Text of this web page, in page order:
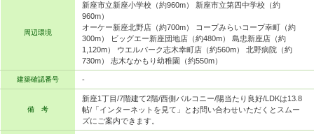
周辺環境
新座市立新座小学校（約960m） 新座市立第四中学校（約
960m）
オーケー新座北野店（約700m） コープみらいコープ幸町（約
300m） ビッグエー新座団地店（約480m） 島忠新座店（約
1,120m） ウエルパーク志木幸町店（約560m） 北野病院（約
730m） 志木なかもり幼稚園（約550m）
建築確認番号 -
備 考
新座1丁目/7階建て2階/西側バルコニー/陽当たり良好/LDKは13.8
帖/「インターネットを見て」とお問い合わせいただくとスムー
ズにご案内できます。